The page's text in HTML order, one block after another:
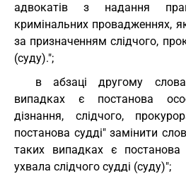
адвокатів з надання
кримінальних провадженнях,
за призначенням слідчого,
(суду).";
в абзаці другому
випадках є постанова
дізнання, слідчого,
постанова судді" замінити
таких випадках є постанова
ухвала слідчого судді (суду)";